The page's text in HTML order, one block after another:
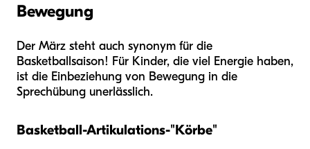
Bewegung
Der März steht auch synonym für die
Basketballsaison! Für Kinder, die viel Energie haben,
ist die Einbeziehung von Bewegung in die
Sprechübung unerlässlich.
Basketball-Artikulations-"Körbe"